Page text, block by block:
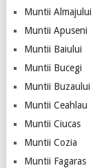
Muntii Almajului
Muntii Apuseni
Muntii Baiului
Muntii Bucegi
Muntii Buzaului
Muntii Ceahlau
Muntii Ciucas
Muntii Cozia
Muntii Fagaras